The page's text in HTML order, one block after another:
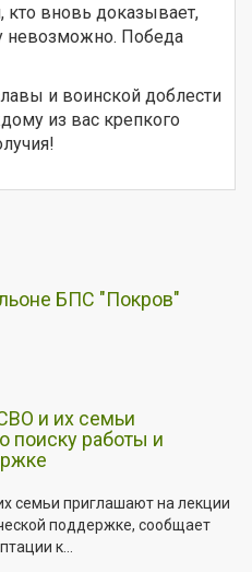
кто вновь доказывает,
невозможно. Победа
и воинской доблести
из вас крепкого
БПС "Покров"
и их семьи
поиску работы и
семьи приглашают на лекции
поддержке, сообщает
к...